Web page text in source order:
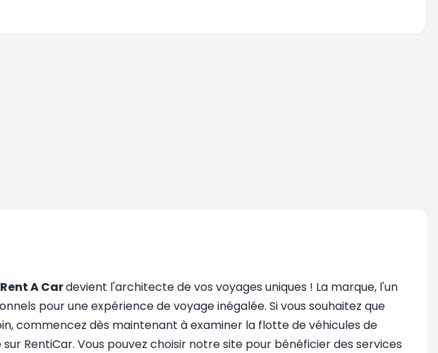
A Cardevient l'architecte de vos voyages uniques ! La marque, l'un
pour une expérience de voyage inégalée. Si vous souhaitez que
commencez dès maintenant à examiner la flotte de véhicules de
RentiCar. Vous pouvez choisir notre site pour bénéficier des services